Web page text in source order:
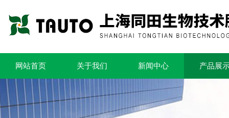
网站首页 关于我们 新闻中心 产品展